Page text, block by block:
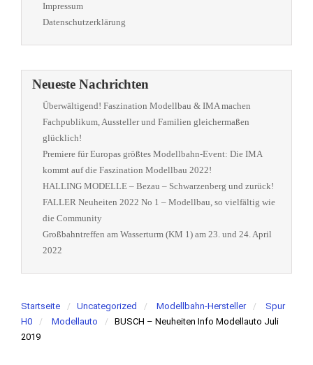
Impressum
Datenschutzerklärung
Neueste Nachrichten
Überwältigend! Faszination Modellbau & IMA machen
Fachpublikum, Aussteller und Familien gleichermaßen
glücklich!
Premiere für Europas größtes Modellbahn-Event: Die IMA
kommt auf die Faszination Modellbau 2022!
HALLING MODELLE – Bezau – Schwarzenberg und zurück!
FALLER Neuheiten 2022 No 1 – Modellbau, so vielfältig wie
die Community
Großbahntreffen am Wasserturm (KM 1) am 23. und 24. April
2022
Startseite Uncategorized Modellbahn-Hersteller
Spur
H0
Modellauto
BUSCH – Neuheiten Info Modellauto Juli
2019